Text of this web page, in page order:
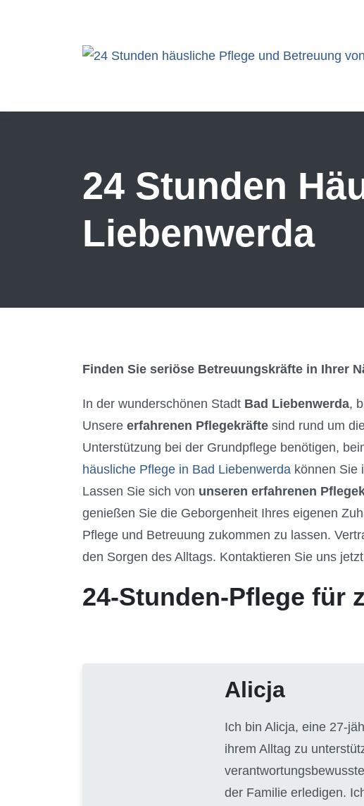
24 Stunden
Liebenwerda
Finden Sie seriöse Betreuungskräfte in Ihrer
In der wunderschönen Stadt Bad Liebenwerda,
Unsere erfahrenen Pflegekräfte sind rund um
Unterstützung bei der Grundpflege benötigen,
häusliche Pflege in Bad Liebenwerda können Sie
Lassen Sie sich von unseren erfahrenen
genießen Sie die Geborgenheit Ihres eigenen
Pflege und Betreuung zukommen zu lassen.
den Sorgen des Alltags. Kontaktieren Sie uns
24-Stunden-Pflege für
Alicja
Ich bin Alicja, eine 27-
ihrem Alltag zu
der Familie erledigen.